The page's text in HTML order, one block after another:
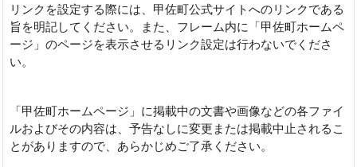
リンクを設定する際には、甲佐町公式サイトへのリンクである
旨を明記してください。また、フレーム内に「甲佐町ホームペ
ージ」のページを表示させるリンク設定は行わないでくださ
い。
「甲佐町ホームページ」に掲載中の文書や画像などの各ファイ
ルおよびその内容は、予告なしに変更または掲載中止されるこ
とがありますので、あらかじめご了承ください。